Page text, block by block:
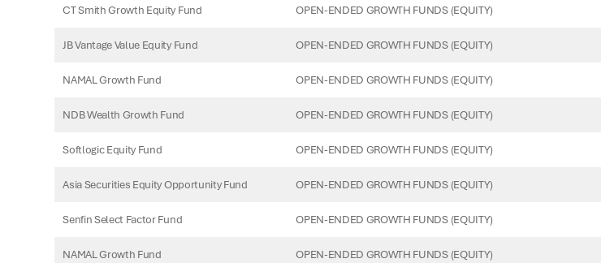
CT Smith Growth Equity Fund OPEN-ENDED GROWTH FUNDS (EQUITY)
JB Vantage Value Equity Fund OPEN-ENDED GROWTH FUNDS (EQUITY)
NAMAL Growth Fund OPEN-ENDED GROWTH FUNDS (EQUITY)
NDB Wealth Growth Fund OPEN-ENDED GROWTH FUNDS (EQUITY)
Softlogic Equity Fund OPEN-ENDED GROWTH FUNDS (EQUITY)
Asia Securities Equity Opportunity Fund OPEN-ENDED GROWTH FUNDS (EQUITY)
Senfin Select Factor Fund OPEN-ENDED GROWTH FUNDS (EQUITY)
NAMAL Growth Fund OPEN-ENDED GROWTH FUNDS (EQUITY)